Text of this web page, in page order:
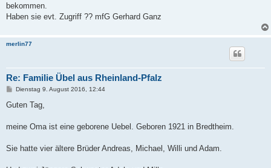
bekommen.
Haben sie evt. Zugriff ?? mfG Gerhard Ganz
merlin77
Re: Familie Übel aus Rheinland-Pfalz
B
i
a
Dienstag 9. August 2016, 12:44
Guten Tag,
meine Oma ist eine geborene Uebel. Geboren 1921 in Bredtheim.
Sie hatte vier ältere Brüder Andreas, Michael, Willi und Adam.